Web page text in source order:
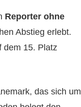
Reporter ohne
Abstieg erlebt.
dem 15. Platz
das sich um